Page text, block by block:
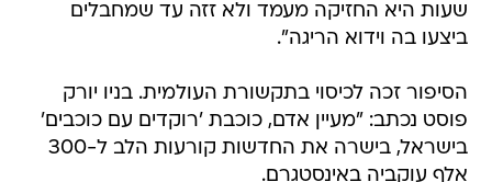
שעות היא החזיקה מעמד ולא זזה עד שמחבלים
ביצעו בה וידוא הריגה".
הסיפור זכה לכיסוי בתקשורת העולמית. בניו יורק
פוסט נכתב: "מעיין אדם, כוכבת 'רוקדים עם כוכבים'
בישראל, בישרה את החדשות קורעות הלב ל-300
אלף עוקביה באינסטגרם.